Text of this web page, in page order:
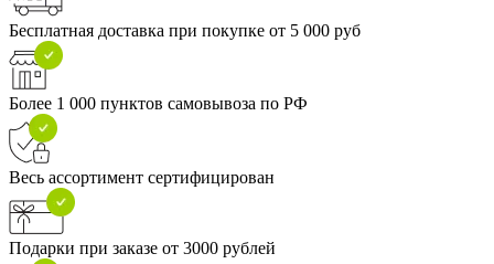
Бесплатная доставка при покупке от 5 000 руб
Более 1 000 пунктов самовывоза по РФ
Весь ассортимент сертифицирован
Подарки при заказе от 3000 рублей